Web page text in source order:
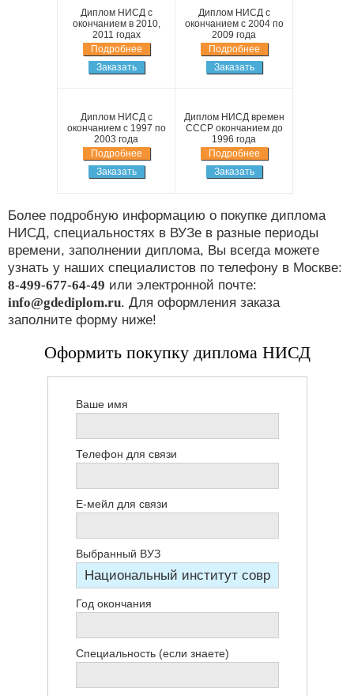
Диплом НИСД с
окончанием в 2010,
2011 годах
Подробнее
Заказать
Диплом НИСД с
окончанием с 2004 по
2009 года
Подробнее
Заказать
Диплом НИСД с
окончанием с 1997 по
2003 года
Подробнее
Заказать
Диплом НИСД времен
СССР окончанием до
1996 года
Подробнее
Заказать
Более подробную информацию о покупке диплома
НИСД, специальностях в ВУЗе в разные периоды
времени, заполнении диплома, Вы всегда можете
узнать у наших специалистов по телефону в Москве:
8-499-677-64-49 или электронной почте:
info@gdediplom.ru. Для оформления заказа
заполните форму ниже!
Оформить покупку диплома НИСД
Ваше имя
Телефон для связи
Е-мейл для связи
Выбранный ВУЗ
Год окончания
Специальность (если знаете)